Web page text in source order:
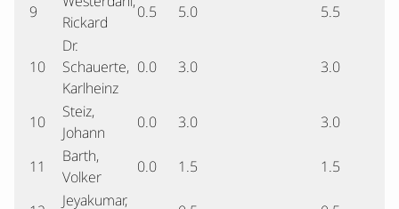
9
Rickard
0.5 5.0 5.5
10
Dr.
Schauerte,
Karlheinz
0.0 3.0 3.0
10
Steiz,
Johann
0.0 3.0 3.0
11
Barth,
Volker
0.0 1.5 1.5
Jeyakumar,